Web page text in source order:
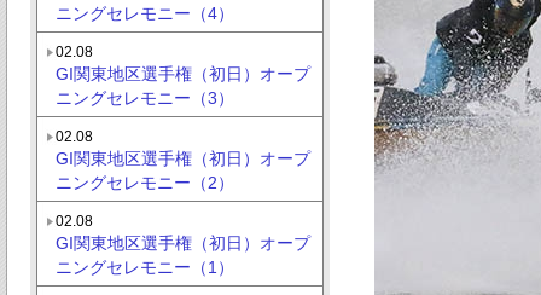
ニングセレモニー（4）
02.08
GI関東地区選手権（初日）オープ
ニングセレモニー（3）
02.08
GI関東地区選手権（初日）オープ
ニングセレモニー（2）
02.08
GI関東地区選手権（初日）オープ
ニングセレモニー（1）